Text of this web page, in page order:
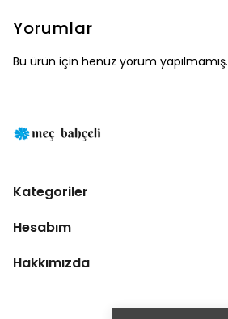
Yorumlar
Bu ürün için henüz yorum yapılmamış.
Kategoriler
Hesabım
Hakkımızda